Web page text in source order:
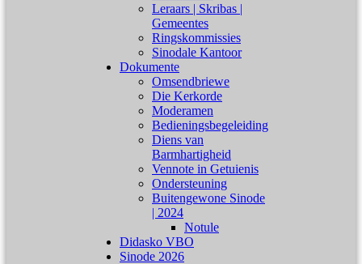
Leraars | Skribas |
Gemeentes
Ringskommissies
Sinodale Kantoor
Dokumente
Omsendbriewe
Die Kerkorde
Moderamen
Bedieningsbegeleiding
Diens van
Barmhartigheid
Vennote in Getuienis
Ondersteuning
Buitengewone Sinode
| 2024
Notule
Didasko VBO
Sinode 2026